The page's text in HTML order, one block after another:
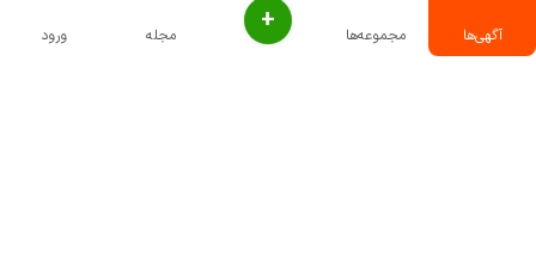
ورود مجله + مجموعه‌ها آگهی‌ها